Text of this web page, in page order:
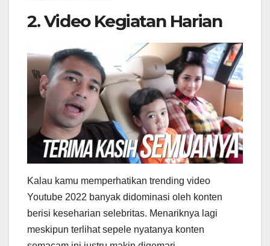
2. Video Kegiatan Harian
Kalau kamu memperhatikan trending video
Youtube 2022 banyak didominasi oleh konten
berisi keseharian selebritas. Menariknya lagi
meskipun terlihat sepele nyatanya konten